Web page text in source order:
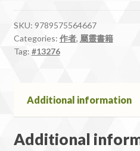
SKU: 9789575564667
Categories: 作者, 屬靈書籍
Tag: #13276
Additional information
Additional